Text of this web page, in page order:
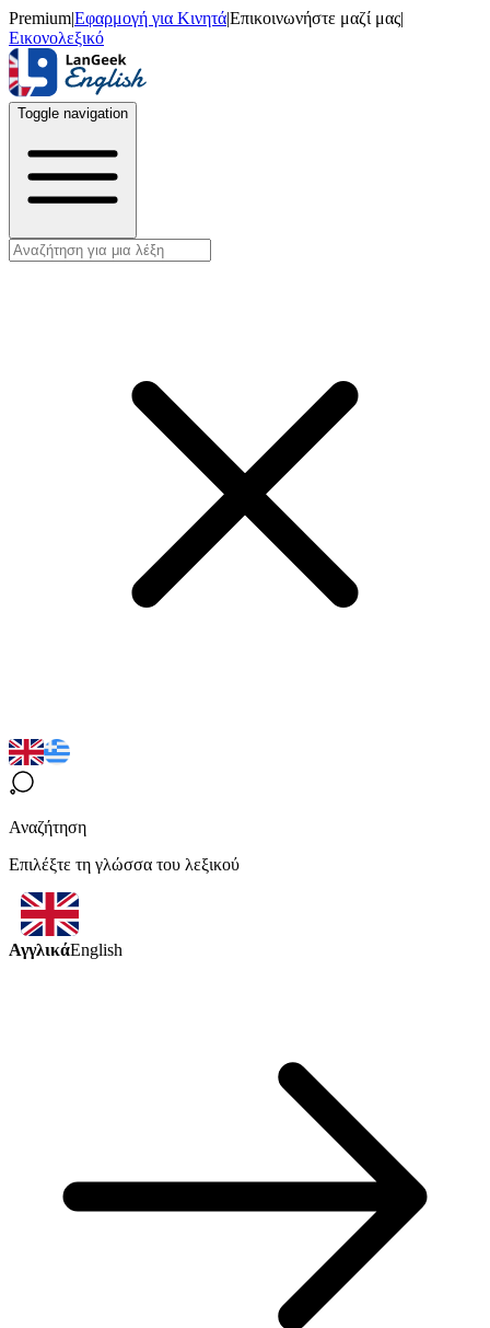
Premium|Εφαρμογή για Κινητά|Επικοινωνήστε μαζί μας|
Εικονολεξικό
Toggle navigation
Αναζήτηση
Επιλέξτε τη γλώσσα του λεξικού
ΑγγλικάEnglish